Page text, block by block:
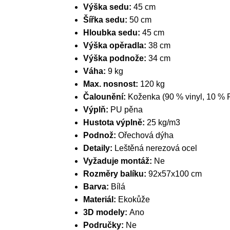
Výška sedu: 45 cm
Šířka sedu: 50 cm
Hloubka sedu: 45 cm
Výška opěradla: 38 cm
Výška podnože: 34 cm
Váha: 9 kg
Max. nosnost: 120 kg
Čalounění: Koženka (90 % vinyl, 10 %
Výplň: PU pěna
Hustota výplně: 25 kg/m3
Podnož: Ořechová dýha
Detaily: Leštěná nerezová ocel
Vyžaduje montáž: Ne
Rozměry balíku: 92x57x100 cm
Barva: Bílá
Materiál: Ekokůže
3D modely: Ano
Područky: Ne